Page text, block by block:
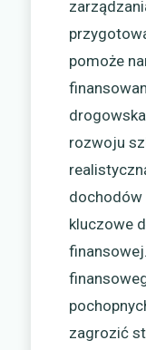
pomoże
rozwoju
dochodów
kluczowe
zagrozić